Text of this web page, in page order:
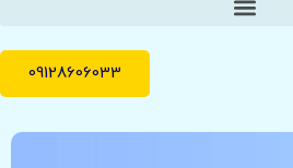
09128606033